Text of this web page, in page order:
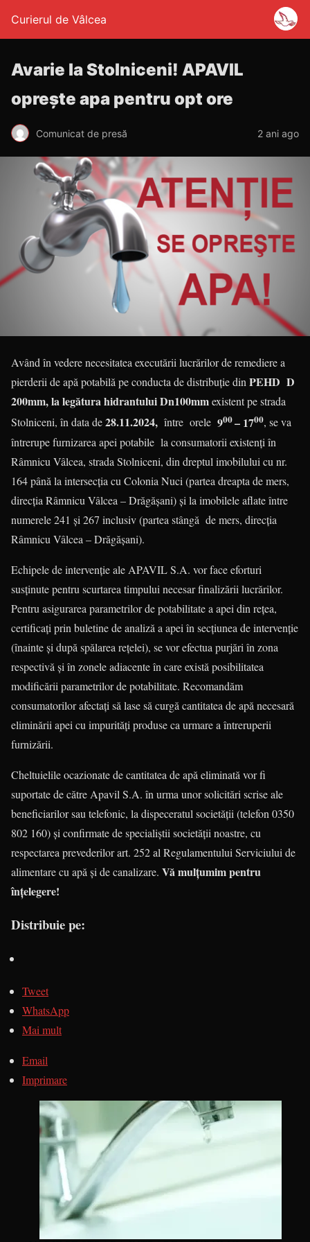
Curierul de Vâlcea
Avarie la Stolniceni! APAVIL
oprește apa pentru opt ore
Comunicat de presă 2 ani ago
Având în vedere necesitatea executării lucrărilor de remediere a
pierderii de apă potabilă pe conducta de distribuție dinPEHD D
200mm, la legătura hidrantului Dn100mmexistent pe strada
Stolniceni, în data de28.11.2024, între orele 900– 1700, se va
întrerupe furnizarea apei potabile la consumatorii existenți în
Râmnicu Vâlcea, strada Stolniceni, din dreptul imobilului cu nr.
164 până la intersecția cu Colonia Nuci (partea dreapta de mers,
direcția Râmnicu Vâlcea – Drăgășani) și la imobilele aflate între
numerele 241 și 267 inclusiv (partea stângă de mers, direcția
Râmnicu Vâlcea – Drăgășani).
Echipele de intervenție ale APAVIL S.A. vor face eforturi
susținute pentru scurtarea timpului necesar finalizării lucrărilor.
Pentru asigurarea parametrilor de potabilitate a apei din rețea,
certificați prin buletine de analiză a apei în secțiunea de intervenție
(înainte și după spălarea rețelei), se vor efectua purjări în zona
respectivă și în zonele adiacente în care există posibilitatea
modificării parametrilor de potabilitate. Recomandăm
consumatorilor afectați să lase să curgă cantitatea de apă necesară
eliminării apei cu impurități produse ca urmare a întreruperii
furnizării.
Cheltuielile ocazionate de cantitatea de apă eliminată vor fi
suportate de către Apavil S.A. în urma unor solicitări scrise ale
beneficiarilor sau telefonic, la dispeceratul societății (telefon 0350
802 160) și confirmate de specialiștii societății noastre, cu
respectarea prevederilor art. 252 al Regulamentului Serviciului de
alimentare cu apă și de canalizare. Vă mulțumim pentru
înțelegere!
Distribuie pe:
Tweet
WhatsApp
Mai mult
Email
Imprimare